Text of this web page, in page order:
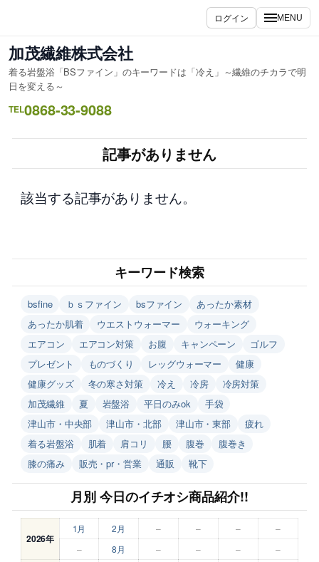
を
ス
キ
ッ
プ
ログイン MENU
加茂繊維株式会社
着る岩盤浴「BSファイン」のキーワードは「冷え」～繊維のチカラで明
日を変える～
TEL0868-33-9088
記事がありません
該当する記事がありません。
キーワード検索
bsfine ｂｓファイン bsファイン
あったか素材
あったか肌着
ウエストウォーマー
ウォーキング
エアコン
エアコン対策 お腹 キャンペーン
ゴルフ
プレゼント
ものづくり レッグウォーマー
健康
健康グッズ
冬の寒さ対策 冷え 冷房
冷房対策
加茂繊維
夏 岩盤浴 平日のみok
手袋
津山市・中央部
津山市・北部 津山市・東部
疲れ
着る岩盤浴
肌着 肩コリ 腰 腹巻
腹巻き
膝の痛み
販売・pr・営業 通販 靴下
月別 今日のイチオシ商品紹介!!
2026年
1月 2月 – – –
–
–
8月 – – – –